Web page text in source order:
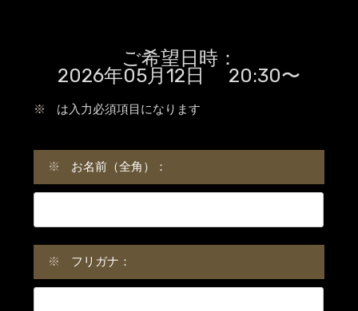
ご希望日時：
2026年05月12日 20:30〜
※ は入力必須項目になります
※ お名前（全角）：
※ フリガナ：